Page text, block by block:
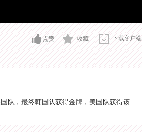
点赞 收藏 下载客户端
队，最终韩国队获得金牌，美国队获得该